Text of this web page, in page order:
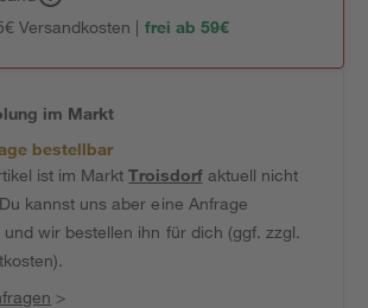
Versandkosten | frei ab 59€
im Markt
bestellbar
ist im MarktTroisdorfaktuell nicht
kannst uns aber eine Anfrage
wir bestellen ihn für dich (ggf. zzgl.
>